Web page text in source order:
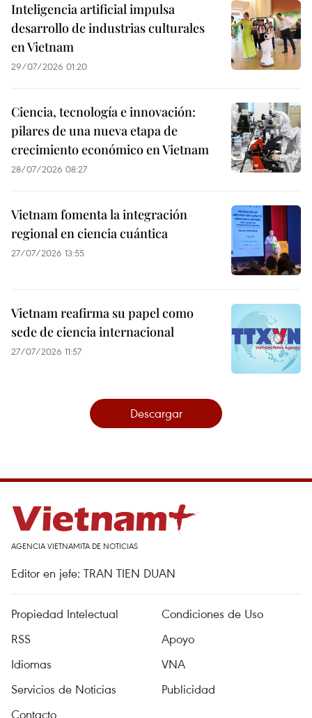
Inteligencia artificial impulsa
desarrollo de industrias culturales
en Vietnam
29/07/2026 01:20
Ciencia, tecnología e innovación:
pilares de una nueva etapa de
crecimiento económico en Vietnam
28/07/2026 08:27
Vietnam fomenta la integración
regional en ciencia cuántica
27/07/2026 13:55
Vietnam reafirma su papel como
sede de ciencia internacional
27/07/2026 11:57
Descargar
AGENCIA VIETNAMITA DE NOTICIAS
Editor en jefe: TRAN TIEN DUAN
Propiedad Intelectual
Condiciones de Uso
RSS
Apoyo
Idiomas
VNA
Servicios de Noticias
Publicidad
Contacto